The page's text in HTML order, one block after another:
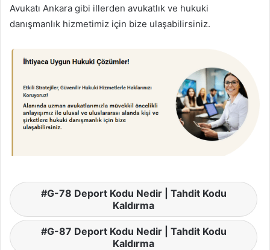
Avukatı Ankara gibi illerden avukatlık ve hukuki
danışmanlık hizmetimiz için bize ulaşabilirsiniz.
G-78 Deport Kodu Nedir | Tahdit Kodu
Kaldırma
G-87 Deport Kodu Nedir | Tahdit Kodu
Kaldırma